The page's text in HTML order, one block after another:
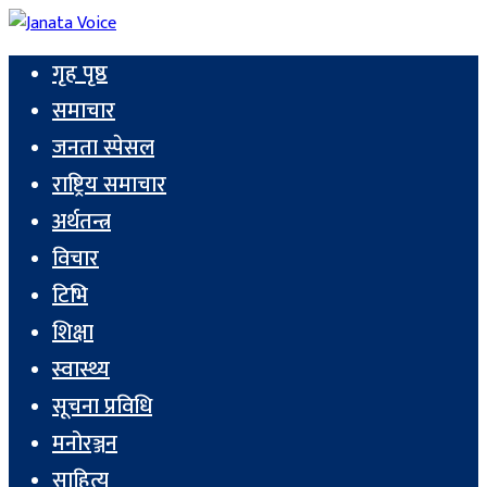
गृह पृष्ठ
समाचार
जनता स्पेसल
राष्ट्रिय समाचार
अर्थतन्त्र
विचार
टिभि
शिक्षा
स्वास्थ्य
सूचना प्रविधि
मनोरञ्जन